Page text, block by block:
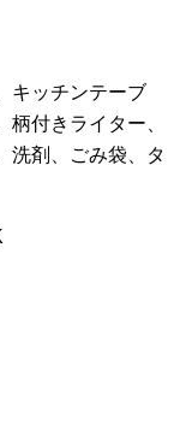
キッチンテーブ
付きライター、
洗剤、ごみ袋、タ